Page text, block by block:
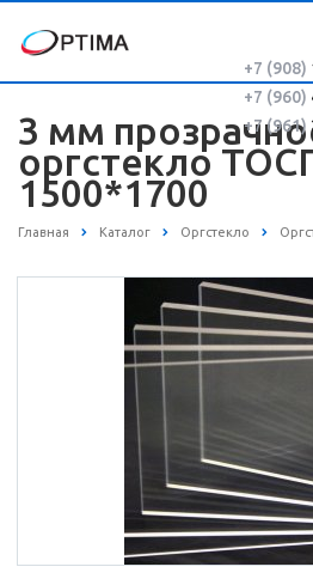
+7 (908)
+7 (960)
+7 (961)
3 мм
оргстекло
1500*1700
Главная Каталог Оргстекло